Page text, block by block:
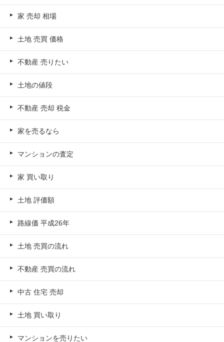
家 売却 相場
土地 売買 価格
不動産 売りたい
土地の値段
不動産 売却 税金
家を売るなら
マンションの査定
家 買い取り
土地 評価額
路線価 平成26年
土地 売買の流れ
不動産 売買の流れ
中古 住宅 売却
土地 買い取り
マンションを売りたい